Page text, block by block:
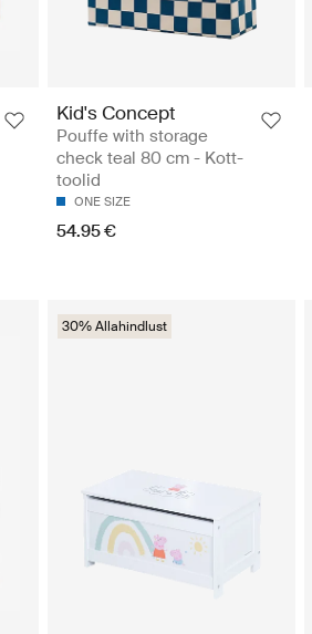
Kid's Concept
Pouffe with storage
check teal 80 cm - Kott-
toolid
ONE SIZE
54.95 €
30% Allahindlust